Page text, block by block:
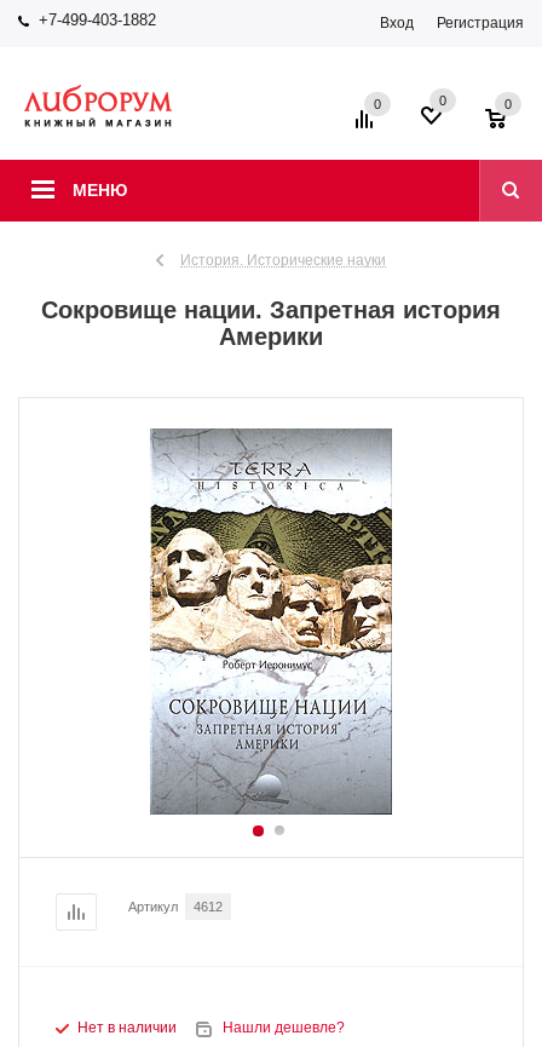
+7-499-403-1882 Вход Регистрация
МЕНЮ
0 0 0
История. Исторические науки
Сокровище нации. Запретная история
Америки
Артикул 4612
Нет в наличии Нашли дешевле?